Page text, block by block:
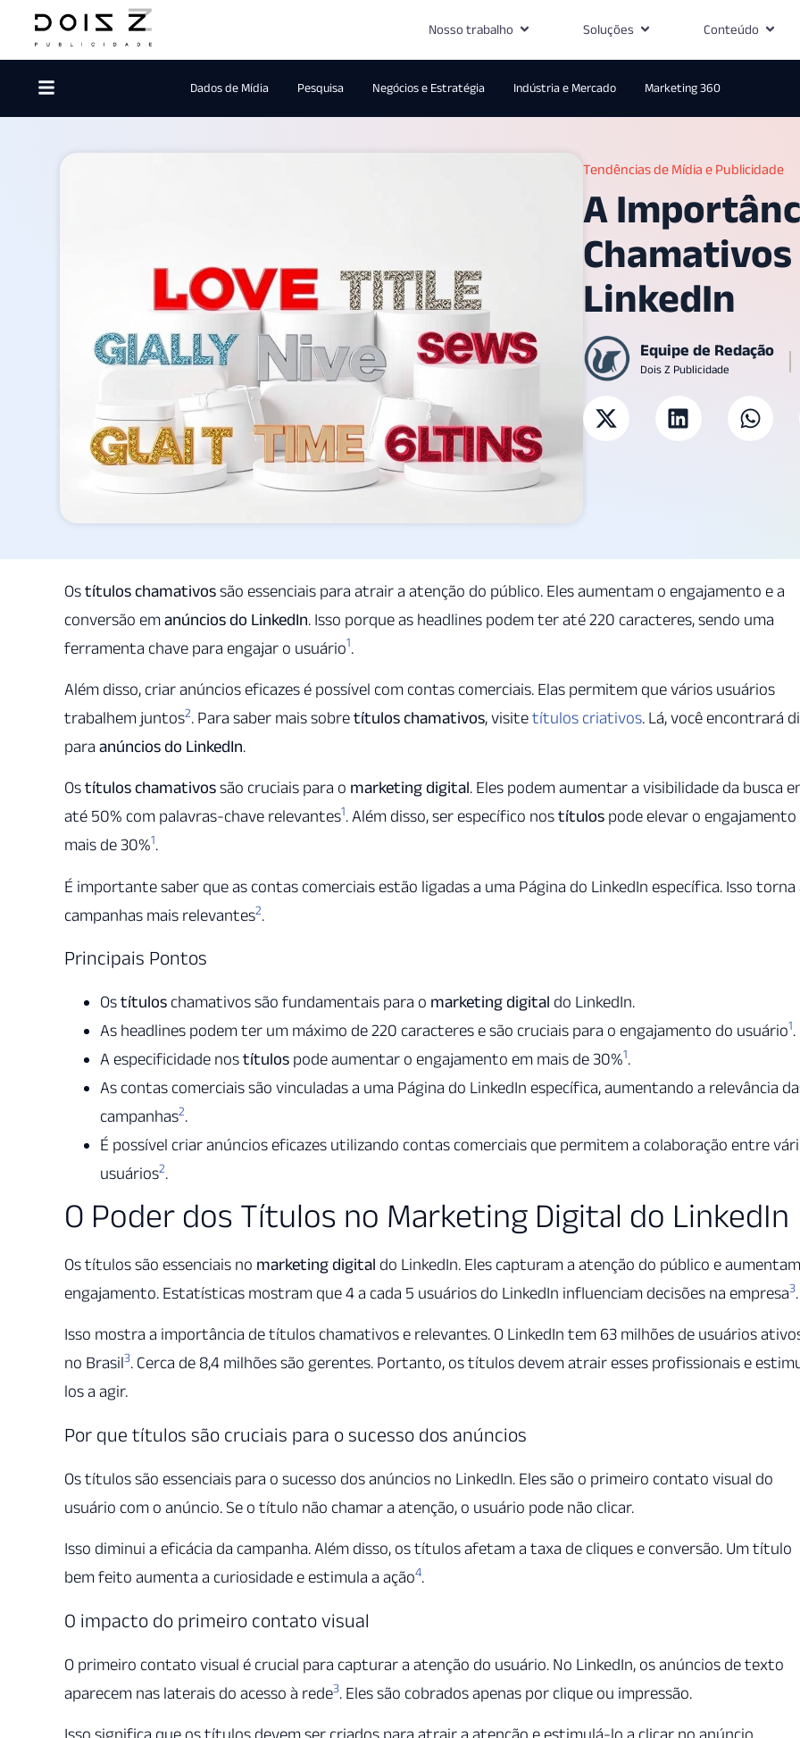
Nosso trabalho Soluções Conteúdo
Dados de Mídia Pesquisa Negócios e Estratégia Indústria e Mercado Marketing 360
Tendências de Mídia e Publicidade
A
LinkedIn
Equipe de Redação
Dois Z Publicidade
Ostítulos chamativossão essenciais para atrair a atenção do público. Eles aumentam o engajamento e a
conversão emanúncios do LinkedIn. Isso porque as headlines podem ter até 220 caracteres, sendo uma
ferramenta chave para engajar o usuário1.
Além disso, criar anúncios eficazes é possível com contas comerciais. Elas permitem que vários usuários
trabalhem juntos2. Para saber mais sobretítulos chamativos, visitetítulos criativos. Lá, você encontrará
para anúncios do LinkedIn.
Ostítulos chamativossão cruciais para o marketing digital. Eles podem aumentar a visibilidade da busca
até 50% com palavras-chave relevantes1. Além disso, ser específico nostítulos pode elevar o engajamento
mais de 30%1.
É importante saber que as contas comerciais estão ligadas a uma Página do LinkedIn específica. Isso torna
campanhas mais relevantes2.
Principais Pontos
Ostítulos chamativos são fundamentais para o marketing digital do LinkedIn.
As headlines podem ter um máximo de 220 caracteres e são cruciais para o engajamento do usuário1.
A especificidade nostítulos pode aumentar o engajamento em mais de 30%1.
As contas comerciais são vinculadas a uma Página do LinkedIn específica, aumentando a relevância
campanhas2.
É possível criar anúncios eficazes utilizando contas comerciais que permitem a colaboração entre
usuários2.
O Poder dos Títulos no Marketing Digital do LinkedIn
Os títulos são essenciais no marketing digital do LinkedIn. Eles capturam a atenção do público e
engajamento. Estatísticas mostram que 4 a cada 5 usuários do LinkedIn influenciam decisões na empresa3.
Isso mostra a importância de títulos chamativos e relevantes. O LinkedIn tem 63 milhões de usuários
no Brasil3. Cerca de 8,4 milhões são gerentes. Portanto, os títulos devem atrair esses profissionais e
los a agir.
Por que títulos são cruciais para o sucesso dos anúncios
Os títulos são essenciais para o sucesso dos anúncios no LinkedIn. Eles são o primeiro contato visual do
usuário com o anúncio. Se o título não chamar a atenção, o usuário pode não clicar.
Isso diminui a eficácia da campanha. Além disso, os títulos afetam a taxa de cliques e conversão. Um título
bem feito aumenta a curiosidade e estimula a ação4.
O impacto do primeiro contato visual
O primeiro contato visual é crucial para capturar a atenção do usuário. No LinkedIn, os anúncios de texto
aparecem nas laterais do acesso à rede3. Eles são cobrados apenas por clique ou impressão.
Isso significa que os títulos devem ser criados para atrair a atenção e estimulá-lo a clicar no anúncio.